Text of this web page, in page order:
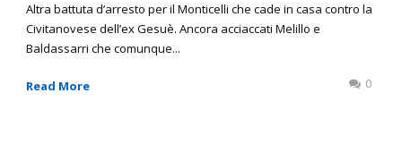
Altra battuta d’arresto per il Monticelli che cade in casa contro la
Civitanovese dell’ex Gesuè. Ancora acciaccati Melillo e
Baldassarri che comunque...
Read More 0